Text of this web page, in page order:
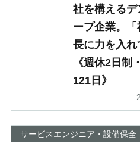
社を構える
ープ企業。
長に力を入れ
《週休2日制
121日》
サービスエンジニア・設備保全